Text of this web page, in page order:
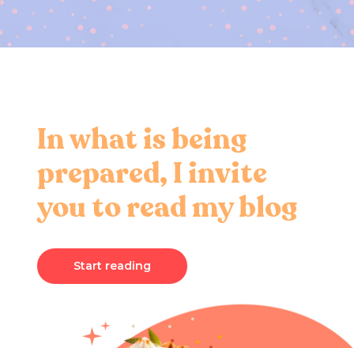
In what is being
prepared, I invite
you to read my blog
Start reading